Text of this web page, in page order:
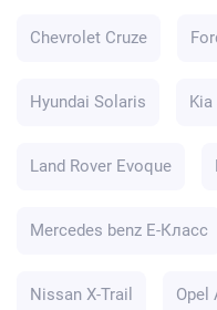
Chevrolet Cruze
Hyundai Solaris
Land Rover Evoque
Mercedes benz E-Класс
Nissan X-Trail Opel